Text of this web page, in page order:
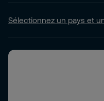
Sélectionnez un pays et